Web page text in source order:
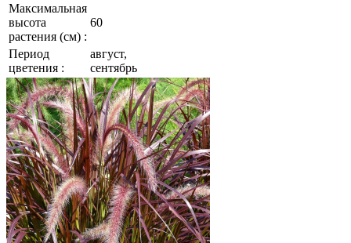
Максимальная
высота
растения (см) :
60
Период
цветения :
август,
сентябрь